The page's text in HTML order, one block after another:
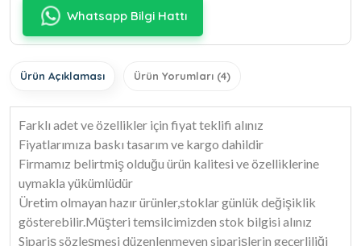
Whatsapp Bilgi Hattı
Ürün Açıklaması Ürün Yorumları (4)
Farklı adet ve özellikler için fiyat teklifi alınız
Fiyatlarımıza baskı tasarım ve kargo dahildir
Firmamız belirtmiş olduğu ürün kalitesi ve özelliklerine
uymakla yükümlüdür
Üretim olmayan hazır ürünler,stoklar günlük değişiklik
gösterebilir.Müşteri temsilcimizden stok bilgisi alınız
Sipariş sözleşmesi düzenlenmeyen siparişlerin geçerliliği